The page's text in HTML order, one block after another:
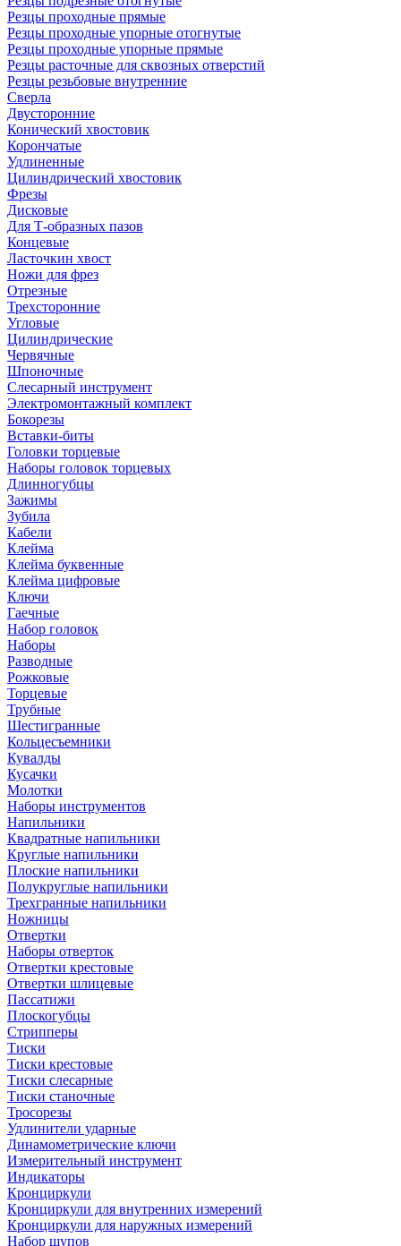
Резцы проходные прямые
Резцы проходные упорные отогнутые
Резцы проходные упорные прямые
Резцы расточные для сквозных отверстий
Резцы резьбовые внутренние
Сверла
Двусторонние
Конический хвостовик
Корончатые
Удлиненные
Цилиндрический хвостовик
Фрезы
Дисковые
Для Т-образных пазов
Концевые
Ласточкин хвост
Ножи для фрез
Отрезные
Трехсторонние
Угловые
Цилиндрические
Червячные
Шпоночные
Слесарный инструмент
Электромонтажный комплект
Бокорезы
Вставки-биты
Головки торцевые
Наборы головок торцевых
Длинногубцы
Зажимы
Зубила
Кабели
Клейма
Клейма буквенные
Клейма цифровые
Ключи
Гаечные
Набор головок
Наборы
Разводные
Рожковые
Торцевые
Трубные
Шестигранные
Кольцесъемники
Кувалды
Кусачки
Молотки
Наборы инструментов
Напильники
Квадратные напильники
Круглые напильники
Плоские напильники
Полукруглые напильники
Трехгранные напильники
Ножницы
Отвертки
Наборы отверток
Отвертки крестовые
Отвертки шлицевые
Пассатижи
Плоскогубцы
Стрипперы
Тиски
Тиски крестовые
Тиски слесарные
Тиски станочные
Тросорезы
Удлинители ударные
Динамометрические ключи
Измерительный инструмент
Индикаторы
Кронциркули
Кронциркули для внутренних измерений
Кронциркули для наружных измерений
Набор щупов